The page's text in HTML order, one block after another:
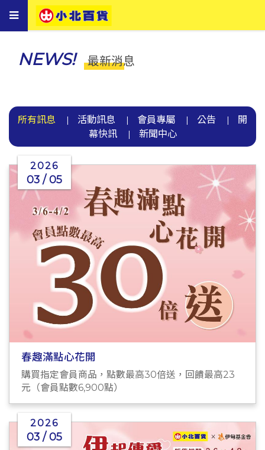
Toggle
navigation
NEWS! 最新消息
所有訊息 | 活動訊息 | 會員專屬 | 公告 |
開
幕快訊| 新聞中心
2026
03 / 05
春趣滿點心花開
購買指定會員商品，點數最高30倍送，回饋最高23
元（會員點數6,900點）
2026
03 / 05